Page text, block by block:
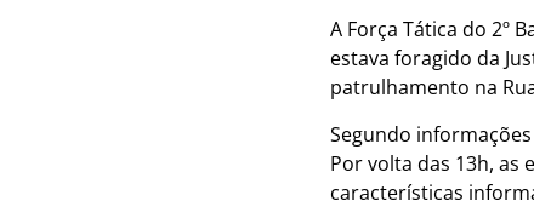
A Força Tática do 2º
estava foragido da
patrulhamento na
Segundo
Por volta das 13h, as
características